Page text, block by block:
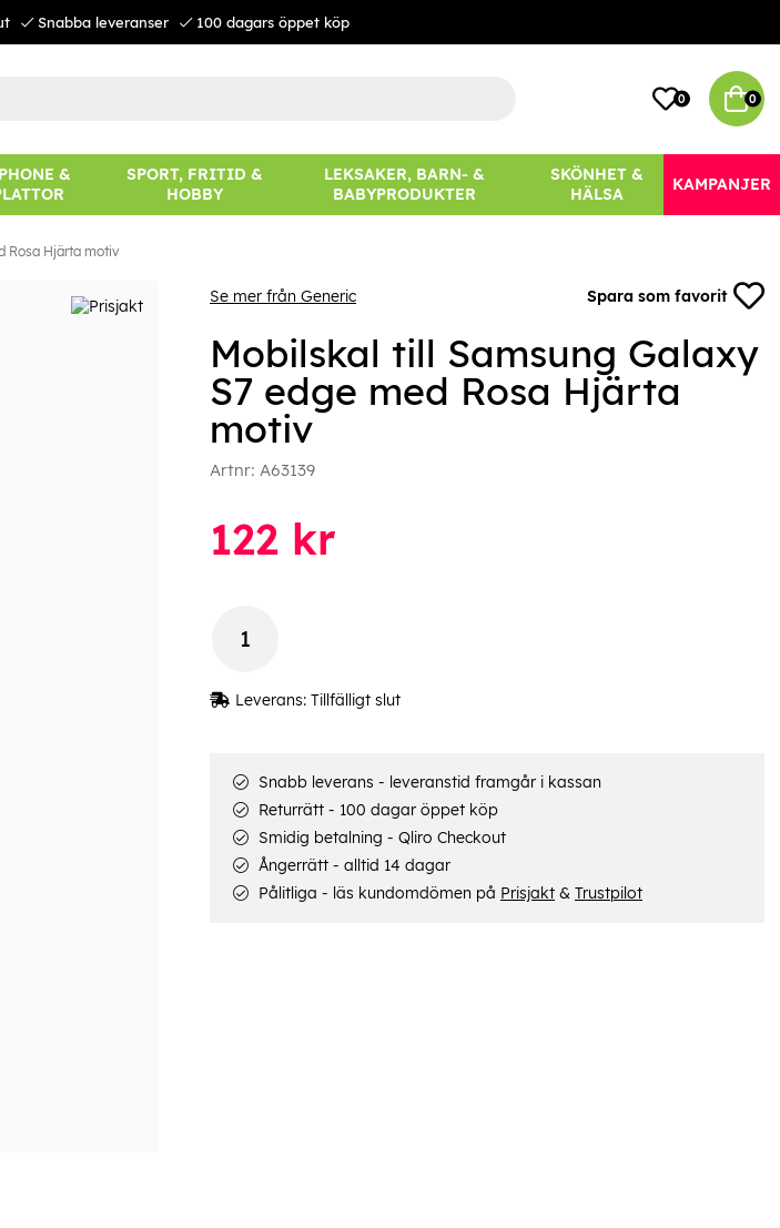
Snabba leveranser 100 dagars öppet köp
0 0
&
SPORT, FRITID &
HOBBY
LEKSAKER, BARN- &
BABYPRODUKTER
SKÖNHET &
HÄLSA
KAMPANJER
Rosa Hjärta motiv
Se mer från Generic Spara som favorit
Mobilskal till Samsung Galaxy
S7 edge med Rosa Hjärta
motiv
Artnr: A63139
122kr
Leverans: Tillfälligt slut
Snabb leverans - leveranstid framgår i kassan
Returrätt - 100 dagar öppet köp
Smidig betalning - Qliro Checkout
Ångerrätt - alltid 14 dagar
Pålitliga - läs kundomdömen på Prisjakt& Trustpilot